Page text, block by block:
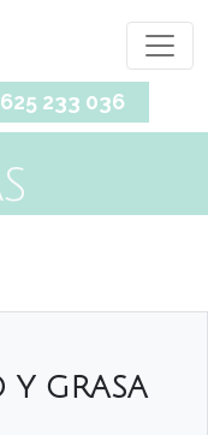
233 036
Y GRASA